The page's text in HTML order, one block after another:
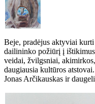
Beje, pradėjus aktyviai
dailininko požiūrį į ištikimus
veidai, žvilgsniai,
daugiausia kultūros
Jonas Arčikauskas ir